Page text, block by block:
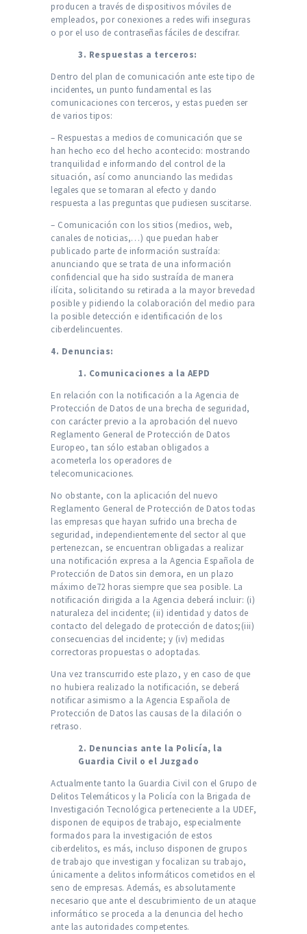
producen a través de dispositivos móviles de
empleados, por conexiones a redes wifi inseguras
o por el uso de contraseñas fáciles de descifrar.
3. Respuestas a terceros:
Dentro del plan de comunicación ante este tipo de
incidentes, un punto fundamental es las
comunicaciones con terceros, y estas pueden ser
de varios tipos:
– Respuestas a medios de comunicación que se
han hecho eco del hecho acontecido: mostrando
tranquilidad e informando del control de la
situación, así como anunciando las medidas
legales que se tomaran al efecto y dando
respuesta a las preguntas que pudiesen suscitarse.
– Comunicación con los sitios (medios, web,
canales de noticias,…) que puedan haber
publicado parte de información sustraída:
anunciando que se trata de una información
confidencial que ha sido sustraída de manera
ilícita, solicitando su retirada a la mayor brevedad
posible y pidiendo la colaboración del medio para
la posible detección e identificación de los
ciberdelincuentes.
4. Denuncias:
1. Comunicaciones a la AEPD
En relación con la notificación a la Agencia de
Protección de Datos de una brecha de seguridad,
con carácter previo a la aprobación del nuevo
Reglamento General de Protección de Datos
Europeo, tan sólo estaban obligados a
acometerla los operadores de
telecomunicaciones.
No obstante, con la aplicación del nuevo
Reglamento General de Protección de Datos todas
las empresas que hayan sufrido una brecha de
seguridad, independientemente del sector al que
pertenezcan, se encuentran obligadas a realizar
una notificación expresa a la Agencia Española de
Protección de Datos sin demora, en un plazo
máximo de72 horas siempre que sea posible. La
notificación dirigida a la Agencia deberá incluir: (i)
naturaleza del incidente; (ii) identidad y datos de
contacto del delegado de protección de datos;(iii)
consecuencias del incidente; y (iv) medidas
correctoras propuestas o adoptadas.
Una vez transcurrido este plazo, y en caso de que
no hubiera realizado la notificación, se deberá
notificar asimismo a la Agencia Española de
Protección de Datos las causas de la dilación o
retraso.
2. Denuncias ante la Policía, la
Guardia Civil o el Juzgado
Actualmente tanto la Guardia Civil con el Grupo de
Delitos Telemáticos y la Policía con la Brigada de
Investigación Tecnológica perteneciente a la UDEF,
disponen de equipos de trabajo, especialmente
formados para la investigación de estos
ciberdelitos, es más, incluso disponen de grupos
de trabajo que investigan y focalizan su trabajo,
únicamente a delitos informáticos cometidos en el
seno de empresas. Además, es absolutamente
necesario que ante el descubrimiento de un ataque
informático se proceda a la denuncia del hecho
ante las autoridades competentes.